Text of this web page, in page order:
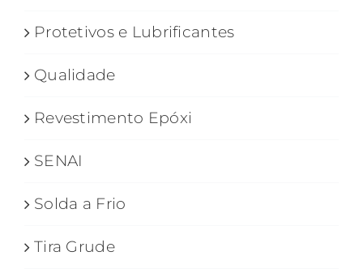
Protetivos e Lubrificantes
Qualidade
Revestimento Epóxi
SENAI
Solda a Frio
Tira Grude